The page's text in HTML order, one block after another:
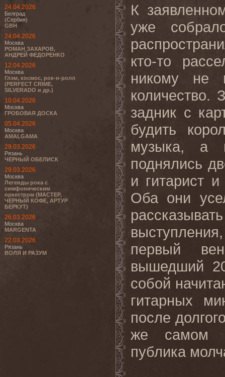
24.04.2026
Белград
(Сербия)
GBH
24.04.2026
Москва
РОМАН ЗАХАРОВ,
АНДРЕЙ ФЕДОРЕНКО
12.04.2026
Москва
Глэм, космос, рок-н-ролл
(PERFECT CRIME,
SILVERADO и др.)
10.04.2026
Москва
ГРОБОВАЯ ДОСКА
05.04.2026
Москва
AMALGAMA
29.03.2026
Рязань
ЧЕРНЫЙ ОБЕЛИСК
29.03.2026
Москва
Легенды рока с
симфоническим
оркестром (МАСТЕР,
ЧЕРНЫЙ КОФЕ, АРТУР
БЕРКУТ)
26.03.2026
Москва
MARGENTA
22.03.2026
Рязань
ВОЛЯ И РАЗУМ
К
уже
кто-то
никому не
количество.
задник с
будить
музыка, а
поднялись
и гитарист
Оба они
первый
вышедший
собой
гитарных
после
же самом
публика